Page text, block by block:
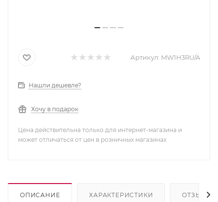
Артикул: MW1H3RU/A
Нашли дешевле?
Хочу в подарок
Цена действительна только для интернет-магазина и
может отличаться от цен в розничных магазинах
ОПИСАНИЕ ХАРАКТЕРИСТИКИ ОТЗЫВЫ